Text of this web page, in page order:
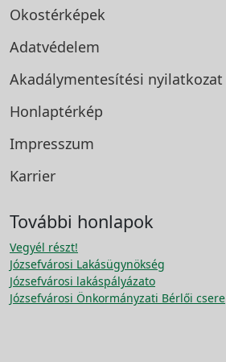
Okostérképek
Adatvédelem
Akadálymentesítési nyilatkozat
Honlaptérkép
Impresszum
Karrier
További honlapok
Vegyél részt!
Józsefvárosi Lakásügynökség
Józsefvárosi lakáspályázato
Józsefvárosi Önkormányzati Bérlői csere